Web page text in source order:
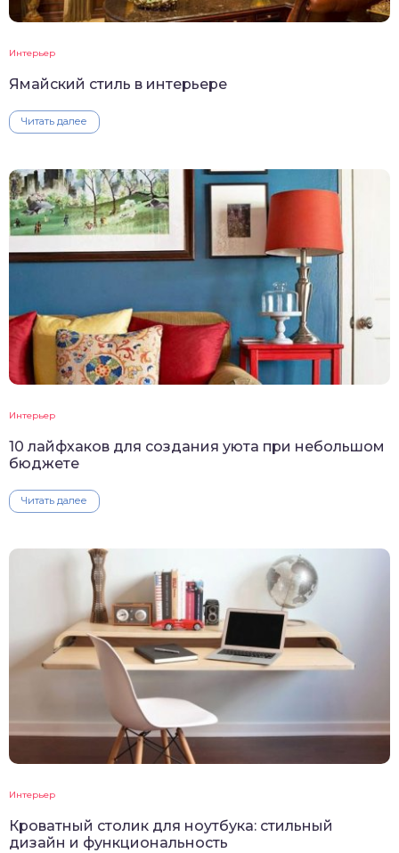
Интерьер
Ямайский стиль в интерьере
Читать далее
Интерьер
10 лайфхаков для создания уюта при небольшом
бюджете
Читать далее
Интерьер
Кроватный столик для ноутбука: стильный
дизайн и функциональность